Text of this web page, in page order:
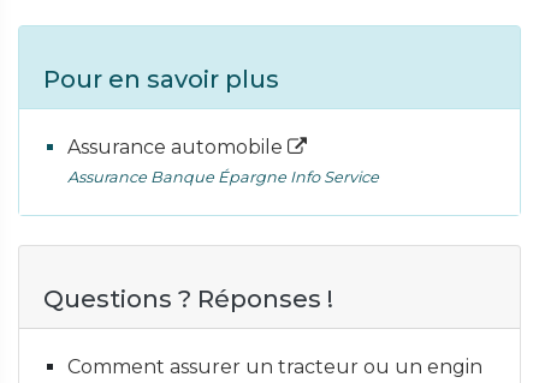
Pour en savoir plus
Assurance automobile
Assurance Banque Épargne Info Service
Questions ? Réponses !
Comment assurer un tracteur ou un engin